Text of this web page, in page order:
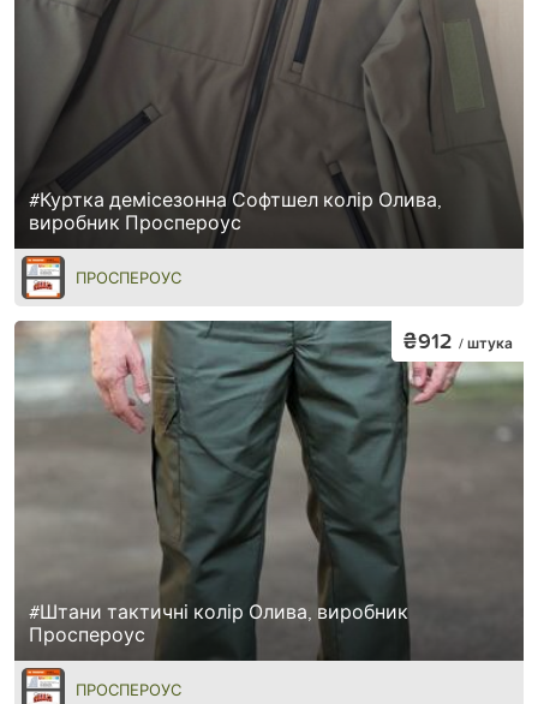
#Куртка демісезонна Софтшел колір Олива,
виробник Проспероус
ПРОСПЕРОУС
#Штани тактичні колір Олива, виробник
Проспероус
₴912 / штука
ПРОСПЕРОУС